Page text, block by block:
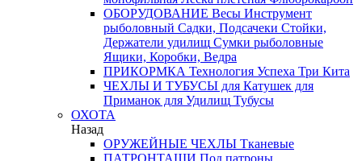
ОБОРУДОВАНИЕ Весы Инструмент
рыболовный Садки, Подсачеки Стойки,
Держатели удилищ Сумки рыболовные
Ящики, Коробки, Ведра
ПРИКОРМКА Технология Успеха Три Кита
ЧЕХЛЫ И ТУБУСЫ для Катушек для
Приманок для Удилищ Тубусы
ОХОТА
Назад
ОРУЖЕЙНЫЕ ЧЕХЛЫ Тканевые
ПАТРОНТАШИ Под патроны